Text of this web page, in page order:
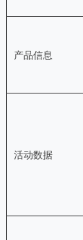
产品信息
活动数据